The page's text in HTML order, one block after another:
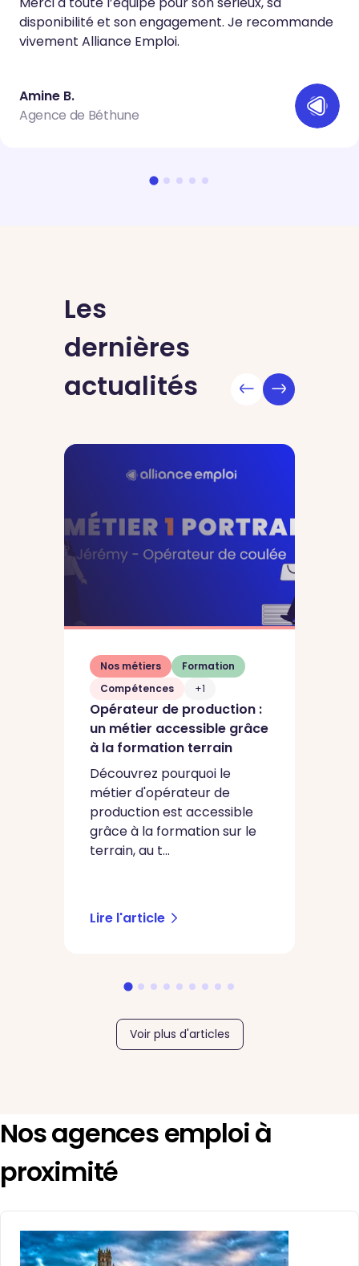
disponibilité et son engagement. Je recommande
vivement Alliance Emploi.
Amine B.
Agence de Béthune
Les
dernières
actualités
Nos métiers
Formation
Compétences
+1
Opérateur de production :
un métier accessible grâce
à la formation terrain
Découvrez pourquoi le
métier d'opérateur de
production est accessible
grâce à la formation sur le
terrain, au t...
Lire l'article
Voir plus d'articles
Nos agences emploi à
proximité